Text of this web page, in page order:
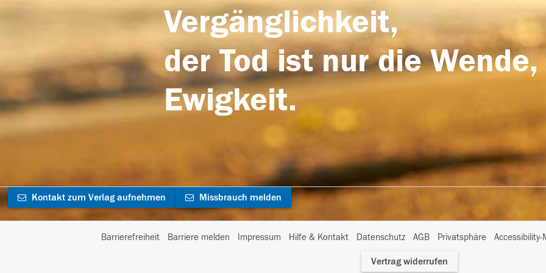
Vergänglichkeit,
der Tod ist nur die
Ewigkeit.
Kontakt zum Verlag aufnehmen Missbrauch melden
Barrierefreiheit Barriere melden Impressum Hilfe & Kontakt Datenschutz AGB Privatsphäre
I
Vertrag widerrufen